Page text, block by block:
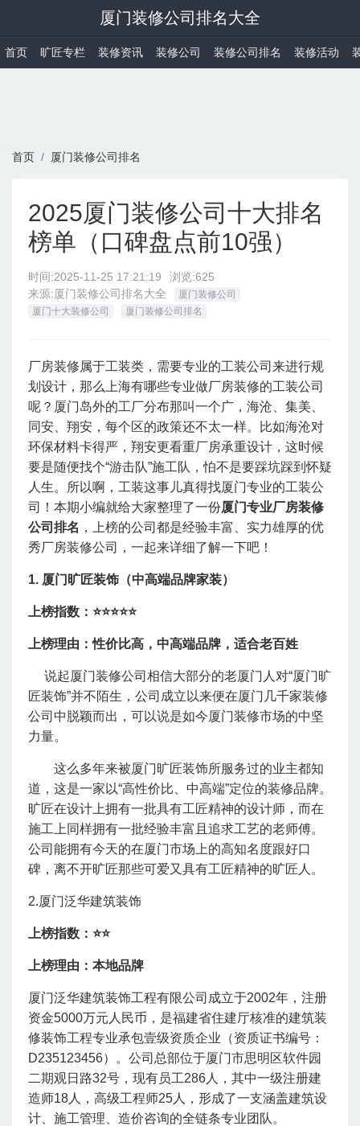
厦门装修公司排名大全
首页 旷匠专栏 装修资讯 装修公司 装修公司排名 装修活动
首页 厦门装修公司排名
2025厦门装修公司十大排名
榜单（口碑盘点前10强）
时间:2025-11-25 17:21:19
浏览:625
来源:厦门装修公司排名大全
厦门装修公司
厦门十大装修公司
厦门装修公司排名
厂房装修属于工装类，需要专业的工装公司来进行规
划设计，那么上海有哪些专业做厂房装修的工装公司
呢？ 厦门岛外的工厂分布那叫一个广，海沧、集美、
同安、翔安，每个区的政策还不太一样。比如海沧对
环保材料卡得严，翔安更看重厂房承重设计，这时候
要是随便找个“游击队”施工队，怕不是要踩坑踩到怀疑
人生。所以啊，工装这事儿真得找厦门专业的工装公
司！ 本期小编就给大家整理了一份厦门专业厂房装修
公司排名 ，上榜的公司都是经验丰富、实力雄厚的优
秀厂房装修公司，一起来详细了解一下吧！
1. 厦门旷匠装饰（中高端品牌家装）
上榜指数：⭐⭐⭐⭐⭐
上榜理由：性价比高，中高端品牌，适合老百姓
说起厦门装修公司相信大部分的老厦门人对“厦门旷
匠装饰”并不陌生，公司成立以来便在厦门几千家装修
公司中脱颖而出，可以说是如今厦门装修市场的中坚
力量。
这么多年来被厦门旷匠装饰所服务过的业主都知
道，这是一家以“高性价比、中高端”定位的装修品牌。
旷匠在设计上拥有一批具有工匠精神的设计师，而在
施工上同样拥有一批经验丰富且追求工艺的老师傅。
公司能拥有今天的在厦门市场上的高知名度跟好口
碑，离不开旷匠那些可爱又具有工匠精神的旷匠人。
2.厦门泛华建筑装饰
上榜指数：⭐⭐
上榜理由：本地品牌
厦门泛华建筑装饰工程有限公司成立于2002年，注册
资金5000万元人民币，是福建省住建厅核准的建筑装
修装饰工程专业承包壹级资质企业（资质证书编号：
D235123456）。公司总部位于厦门市思明区软件园
二期观日路32号，现有员工286人，其中一级注册建
造师18人，高级工程师25人，形成了一支涵盖建筑设
计、施工管理、造价咨询的全链条专业团队。